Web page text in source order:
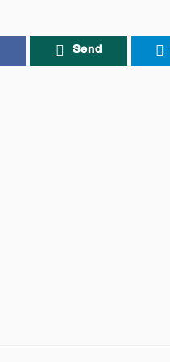
Send